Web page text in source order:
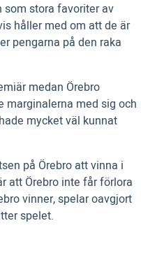
som stora favoriter av
håller med om att de är
pengarna på den raka
medan Örebro
marginalerna med sig och
mycket väl kunnat
på Örebro att vinna i
att Örebro inte får förlora
vinner, spelar oavgjort
spelet.